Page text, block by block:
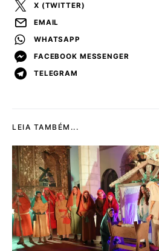
X (TWITTER)
EMAIL
WHATSAPP
FACEBOOK MESSENGER
TELEGRAM
LEIA TAMBÉM...